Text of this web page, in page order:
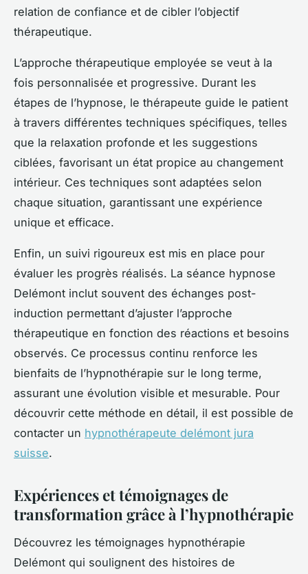
relation de confiance et de cibler l’objectif
thérapeutique.
L’approche thérapeutique employée se veut à la
fois personnalisée et progressive. Durant les
étapes de l’hypnose, le thérapeute guide le patient
à travers différentes techniques spécifiques, telles
que la relaxation profonde et les suggestions
ciblées, favorisant un état propice au changement
intérieur. Ces techniques sont adaptées selon
chaque situation, garantissant une expérience
unique et efficace.
Enfin, un suivi rigoureux est mis en place pour
évaluer les progrès réalisés. La séance hypnose
Delémont inclut souvent des échanges post-
induction permettant d’ajuster l’approche
thérapeutique en fonction des réactions et besoins
observés. Ce processus continu renforce les
bienfaits de l’hypnothérapie sur le long terme,
assurant une évolution visible et mesurable. Pour
découvrir cette méthode en détail, il est possible de
contacter un hypnothérapeute delémont jura
suisse.
Expériences et témoignages de
transformation grâce à l’hypnothérapie
Découvrez les témoignages hypnothérapie
Delémont qui soulignent des histoires de